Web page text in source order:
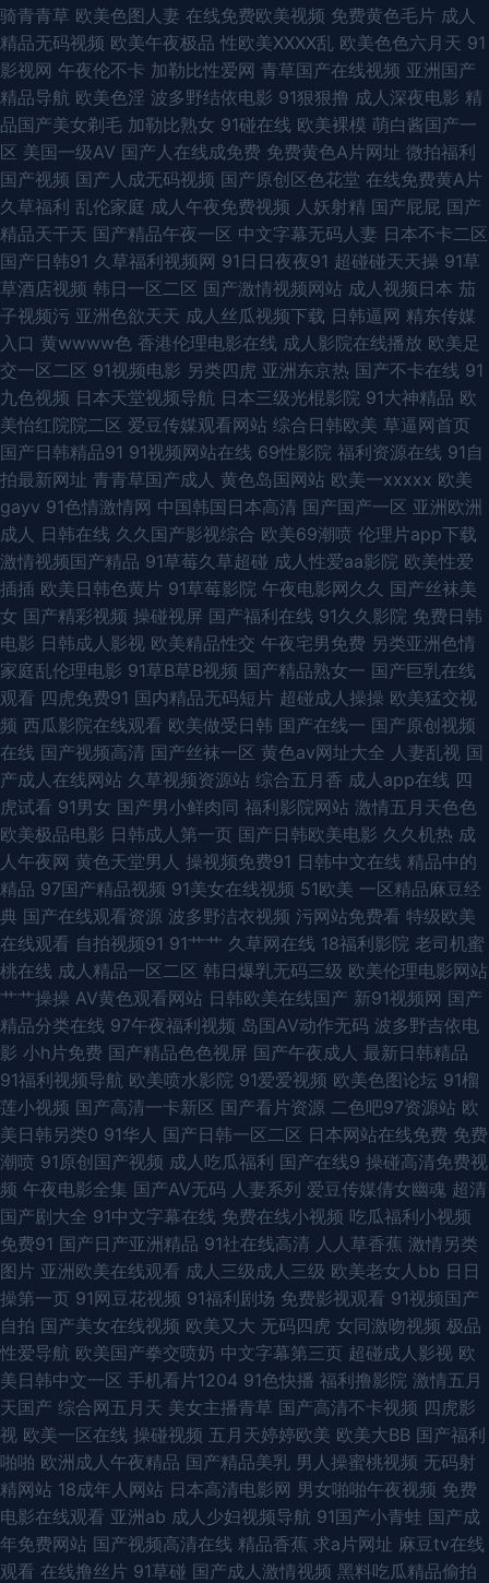
人精品 凡人修仙在线观看努努 成人看片视频 91思妍 91P足交国产在线 欧美
色图网址 国产精品黄色网 亚洲黄色视频免费在线观看 日插韩 饼干姐组在线
观看免费版 国产91足交视频 亚州四房色 国产精品线路一 在线国产播放 啪啪
Av色 高分电影排行榜前100 99久久 日韩视频亚洲 日本成人动漫 草草影院
色播日韩 线观看 豆花福利视频 午夜韩国伦理片 青青青在线免费 青青草综合
男人的天堂色狼友 08影院在线 日日操大香蕉 久久人人H精品 日韩av欧美
www综合av91 欧美第一色入口 在线国产中文 国产av最新网址 91cn免费观
看 久久草超碰国产 俺去也色洛洛 日韩电影二区 另类五月激情 超碰中文人人
超 亚洲女同一区 成人五月网 人人色人人添人人操人人射 人人超碰碰 岛国91
午夜伦理片 九一精品国产 大香蕉久久九九色 探花精选 超碰网页 亚洲欧洲精
品911 精品久久中文人妻免费 香蕉毛片网址 国产A片视频 人做人想人爰人妻
人爽 欧美色图优优色影院 大香蕉婷婷基地 射一射AV 超碰动漫人妻av 日韩
黄日韩国产黄色片 亚洲欧美精品 国产成人AV大全 午夜免费直播 福利H片
www超碰97com 日日夜夜综合 www欧美熟xxx 人人操人人添 国产91综合
日韩高清com 后入网站 福利一区微拍 天天操夜夜骑 超碰免费人人 东方欧美
在线a 亚洲自拍91 日日夜人人骑 超碰人人青青草在线 99视频在线 香蕉一级
婬片A片久久精 狠狠插狠狠操 逼要操AV 尤物黄色网址在线观看 婷婷精品久
久丁香国产 日本国产亚洲欧美 欧美a在线视频 av资源在线观看网址大全 人
人射福利姬 gav成人网 51社区免费视频在线观看视频 午夜成人福利在线 欧
美精品网站 青草草视频 草久国产在线九九 婷婷色播电影 海角人妻91 亚洲
avi 人人人人人人人操 第一va网站 亚洲五色天 欧美AⅤ播放视频 91视频色 欧
一区二区 99福利热视频 欧美日韩w 91抱起来打桩 欧美色图国模 国产又黄又
色又粗又大 99热福利 在线看日本AB 成人视频区在线网站 视频在线一区二区
精品视频资源 福利二区 四虎伦理 国产精品丝袜美腿 福利白虎一线天 91网看
片 无码人妻久久 亚洲欧美另类日韩 美女被艹到喷浆 超碰人人在线播放 色婷
婷久久一区二区 69人人草 超碰色情在线 新金品梅 国产精品丝袜美腿 午夜91
看片下载 国产成人经典在线看 中文字幕国产亚洲 91comtv51 人人AV资源 激
情成人小说网址 国产欧美综合第一区 成人av首页四虎成人 一级国产视频 性
色人人爽综合网站 欧美人性交日BB 91伦理电影网 亚洲免费片 91福利丝瓜视
骑青青草 欧美色图人妻 在线免费欧美视频 免费黄色毛片 成人
精品无码视频 欧美午夜极品 性欧美ⅩⅩⅩⅩ乱 欧美色色六月天 91
影视网 午夜伦不卡 加勒比性爱网 青草国产在线视频 亚洲国产
精品导航 欧美色淫 波多野结依电影 91狠狠撸 成人深夜电影 精
品国产美女剃毛 加勒比熟女 91碰在线 欧美裸模 萌白酱国产一
区 美国一级AV 国产人在线成免费 免费黄色A片网址 微拍福利
国产视频 国产人成无码视频 国产原创区色花堂 在线免费黄A片
久草福利 乱伦家庭 成人午夜免费视频 人妖射精 国产屁屁 国产
精品天干天 国产精品午夜一区 中文字幕无码人妻 日本不卡二区
国产日韩91 久草福利视频网 91日日夜夜91 超碰碰天天操 91草
草酒店视频 韩日一区二区 国产激情视频网站 成人视频日本 茄
子视频污 亚洲色欲天天 成人丝瓜视频下载 日韩逼网 精东传媒
入口 黄wwww色 香港伦理电影在线 成人影院在线播放 欧美足
交一区二区 91视频电影 另类四虎 亚洲东京热 国产不卡在线 91
九色视频 日本天堂视频导航 日本三级光棍影院 91大神精品 欧
美怡红院院二区 爱豆传媒观看网站 综合日韩欧美 草逼网首页
国产日韩精品91 91视频网站在线 69性影院 福利资源在线 91自
拍最新网址 青青草国产成人 黄色岛国网站 欧美一xxxxx 欧美
gayv 91色情激情网 中国韩国日本高清 国产国产一区 亚洲欧洲
成人 日韩在线 久久国产影视综合 欧美69潮喷 伦理片app下载
激情视频国产精品 91草莓久草超碰 成人性爱aa影院 欧美性爱
插插 欧美日韩色黄片 91草莓影院 午夜电影网久久 国产丝袜美
女 国产精彩视频 操碰视屏 国产福利在线 91久久影院 免费日韩
电影 日韩成人影视 欧美精品性交 午夜宅男免费 另类亚洲色情
家庭乱伦理电影 91草B草B视频 国产精品熟女一 国产巨乳在线
观看 四虎免费91 国内精品无码短片 超碰成人操操 欧美猛交视
频 西瓜影院在线观看 欧美做受日韩 国产在线一 国产原创视频
在线 国产视频高清 国产丝袜一区 黄色av网址大全 人妻乱视 国
产成人在线网站 久草视频资源站 综合五月香 成人app在线 四
虎试看 91男女 国产男小鲜肉同 福利影院网站 激情五月天色色
欧美极品电影 日韩成人第一页 国产日韩欧美电影 久久机热 成
人午夜网 黄色天堂男人 操视频免费91 日韩中文在线 精品中的
精品 97国产精品视频 91美女在线视频 51欧美 一区精品麻豆经
典 国产在线观看资源 波多野洁衣视频 污网站免费看 特级欧美
在线观看 自拍视频91 91艹艹 久草网在线 18福利影院 老司机蜜
桃在线 成人精品一区二区 韩日爆乳无码三级 欧美伦理电影网站
艹艹操操 AV黄色观看网站 日韩欧美在线国产 新91视频网 国产
精品分类在线 97午夜福利视频 岛国AV动作无码 波多野吉依电
影 小h片免费 国产精品色色视屏 国产午夜成人 最新日韩精品
91福利视频导航 欧美喷水影院 91爱爱视频 欧美色图论坛 91榴
莲小视频 国产高清一卡新区 国产看片资源 二色吧97资源站 欧
美日韩另类0 91华人 国产日韩一区二区 日本网站在线免费 免费
潮喷 91原创国产视频 成人吃瓜福利 国产在线9 操碰高清免费视
频 午夜电影全集 国产AV无码 人妻系列 爱豆传媒倩女幽魂 超清
国产剧大全 91中文字幕在线 免费在线小视频 吃瓜福利小视频
免费91 国产日产亚洲精品 91社在线高清 人人草香蕉 激情另类
图片 亚洲欧美在线观看 成人三级成人三级 欧美老女人bb 日日
操第一页 91网豆花视频 91福利剧场 免费影视观看 91视频国产
自拍 国产美女在线视频 欧美又大 无码四虎 女同激吻视频 极品
性爱导航 欧美国产拳交喷奶 中文字幕第三页 超碰成人影视 欧
美日韩中文一区 手机看片1204 91色快播 福利撸影院 激情五月
天国产 综合网五月天 美女主播青草 国产高清不卡视频 四虎影
视 欧美一区在线 操碰视频 五月天婷婷欧美 欧美大BB 国产福利
啪啪 欧洲成人午夜精品 国产精品美乳 男人操蜜桃视频 无码射
精网站 18成年人网站 日本高清电影网 男女啪啪午夜视频 免费
电影在线观看 亚洲ab 成人少妇视频导航 91国产小青蛙 国产成
年免费网站 国产视频高清在线 精品香蕉 求a片网址 麻豆tv在线
观看 在线撸丝片 91草碰 国产成人激情视频 黑料吃瓜精品偷拍